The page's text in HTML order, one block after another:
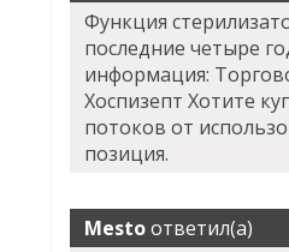
Функция
последние четыре
информация:
Хоспизепт Хотите
потоков от
позиция.
Mestoответил(а)